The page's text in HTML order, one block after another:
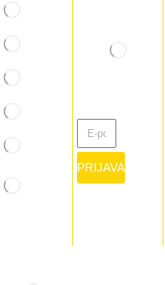
PRIJAVA